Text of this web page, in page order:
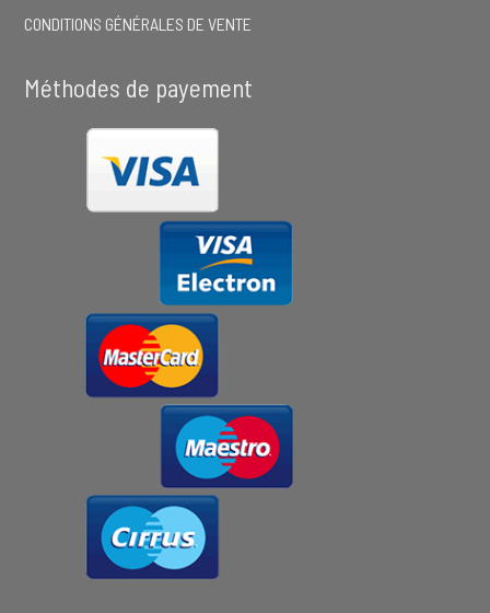
CONDITIONS GÉNÉRALES DE VENTE
Méthodes de payement